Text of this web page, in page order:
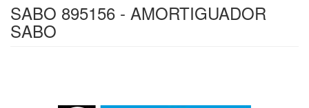
SABO 895156 - AMORTIGUADOR
SABO